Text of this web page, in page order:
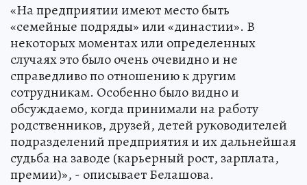
«На предприятии имеют место быть
«семейные подряды» или «династии». В
некоторых моментах или определенных
случаях это было очень очевидно и не
справедливо по отношению к другим
сотрудникам. Особенно было видно и
обсуждаемо, когда принимали на работу
родственников, друзей, детей руководителей
подразделений предприятия и их дальнейшая
судьба на заводе (карьерный рост, зарплата,
премии)», - описывает Белашова.